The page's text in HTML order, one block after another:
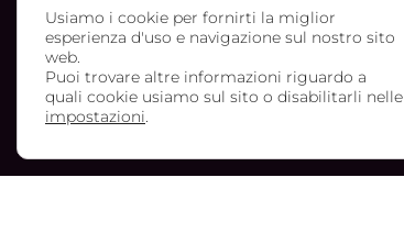
Usiamo i cookie per fornirti la miglior
esperienza d'uso e navigazione sul nostro sito
web.
Puoi trovare altre informazioni riguardo a
quali cookie usiamo sul sito o disabilitarli nelle
impostazioni.